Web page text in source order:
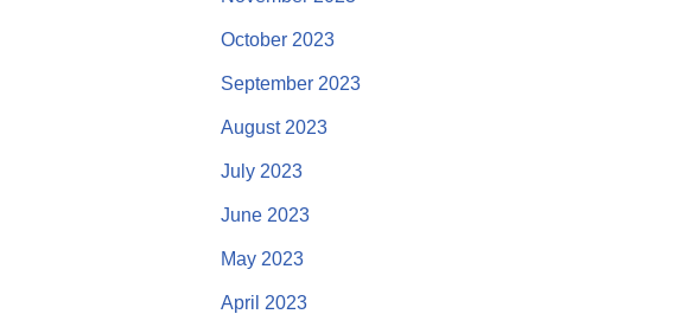
October 2023
September 2023
August 2023
July 2023
June 2023
May 2023
April 2023